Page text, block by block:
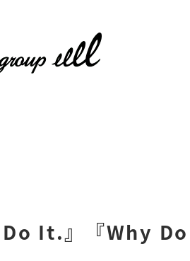
Do It.』『Why